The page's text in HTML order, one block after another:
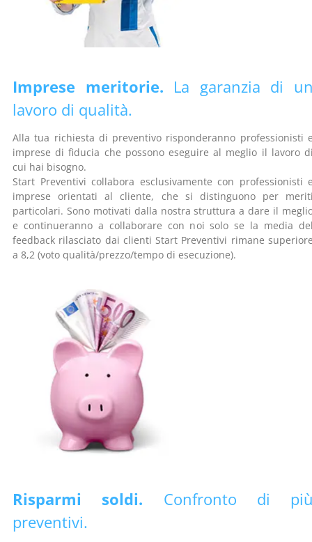
Imprese meritorie. La garanzia di
lavoro di qualità.
Alla tua richiesta di preventivo risponderanno professionisti
imprese di fiducia che possono eseguire al meglio il lavoro
cui hai bisogno.
Start Preventivi collabora esclusivamente con professionisti
imprese orientati al cliente, che si distinguono per
particolari. Sono motivati dalla nostra struttura a dare il
e continueranno a collaborare con noi solo se la media
feedback rilasciato dai clienti Start Preventivi rimane
a 8,2 (voto qualità/prezzo/tempo di esecuzione).
Risparmi soldi. Confronto di
preventivi.